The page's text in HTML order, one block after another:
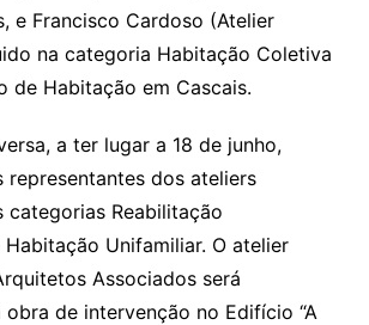
e Francisco Cardoso (Atelier
na categoria Habitação Coletiva
de Habitação em Cascais.
a ter lugar a 18 de junho,
representantes dos ateliers
categorias Reabilitação
Unifamiliar. O atelier
Associados será
de intervenção no Edifício “A